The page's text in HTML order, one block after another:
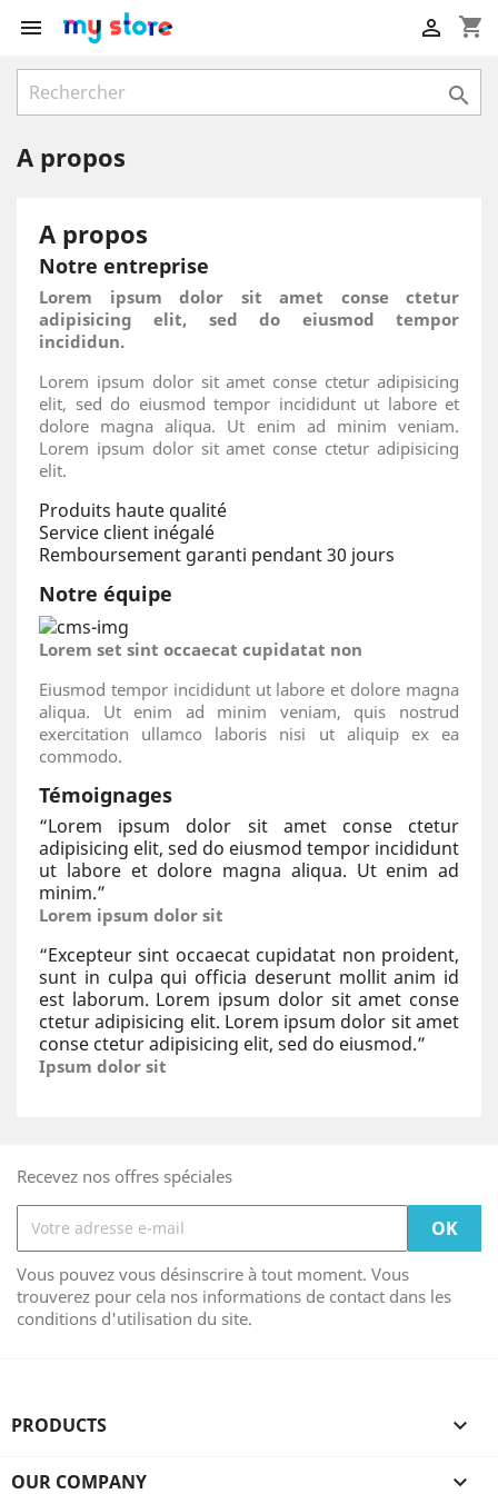
 shopping_cart


A propos
A propos
Notre entreprise
Lorem ipsum dolor sit amet conse ctetur
adipisicing elit, sed do eiusmod tempor
incididun.
Lorem ipsum dolor sit amet conse ctetur adipisicing
elit, sed do eiusmod tempor incididunt ut labore et
dolore magna aliqua. Ut enim ad minim veniam.
Lorem ipsum dolor sit amet conse ctetur adipisicing
elit.
Produits haute qualité
Service client inégalé
Remboursement garanti pendant 30 jours
Notre équipe
Lorem set sint occaecat cupidatat non
Eiusmod tempor incididunt ut labore et dolore magna
aliqua. Ut enim ad minim veniam, quis nostrud
exercitation ullamco laboris nisi ut aliquip ex ea
commodo.
Témoignages
“Lorem ipsum dolor sit amet conse ctetur
adipisicing elit, sed do eiusmod tempor incididunt
ut labore et dolore magna aliqua. Ut enim ad
minim.”
Lorem ipsum dolor sit
“Excepteur sint occaecat cupidatat non proident,
sunt in culpa qui officia deserunt mollit anim id
est laborum. Lorem ipsum dolor sit amet conse
ctetur adipisicing elit. Lorem ipsum dolor sit amet
conse ctetur adipisicing elit, sed do eiusmod.”
Ipsum dolor sit
Recevez nos offres spéciales
Vous pouvez vous désinscrire à tout moment. Vous
trouverez pour cela nos informations de contact dans les
conditions d'utilisation du site.
PRODUCTS 
OUR COMPANY 